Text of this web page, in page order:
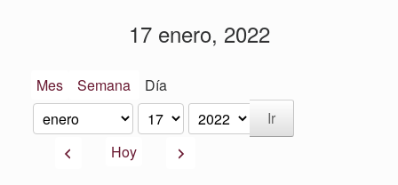
17 enero, 2022
Mes Semana Día
Mes
Día
Año
AnteriorHoy Siguiente